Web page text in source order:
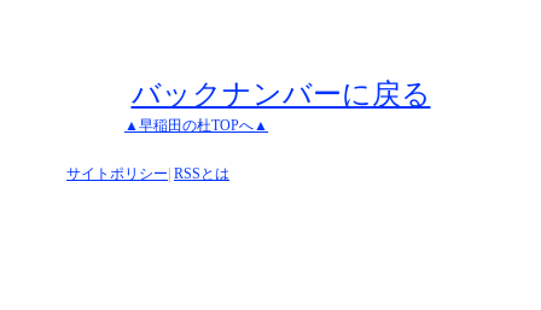
バックナンバーに戻る
▲早稲田の杜TOPへ▲
サイトポリシー RSSとは